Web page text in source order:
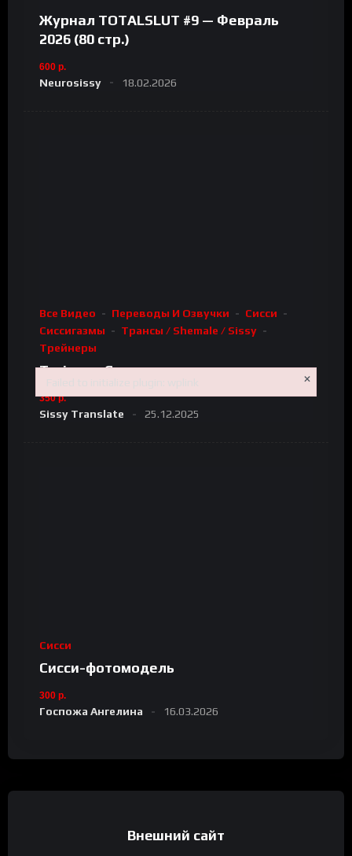
Журнал TOTALSLUT #9 — Февраль
2026 (80 стр.)
600 р.
Neurosissy 18.02.2026
Все Видео Переводы И Озвучки
Сисси
Сиссигазмы
Трансы / Shemale / Sissy
Трейнеры
Trainer: «Сисси тест»
350 р.
Sissy Translate 25.12.2025
Сисси
Сисси-фотомодель
300 р.
Госпожа Ангелина 16.03.2026
Внешний сайт
×
Failed to initialize plugin: wplink